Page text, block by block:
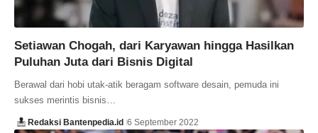
Setiawan Chogah, dari Karyawan hingga Hasilkan
Puluhan Juta dari Bisnis Digital
Berawal dari hobi utak-atik beragam software desain, pemuda ini
sukses merintis bisnis…
Redaksi Bantenpedia.id 6 September 2022